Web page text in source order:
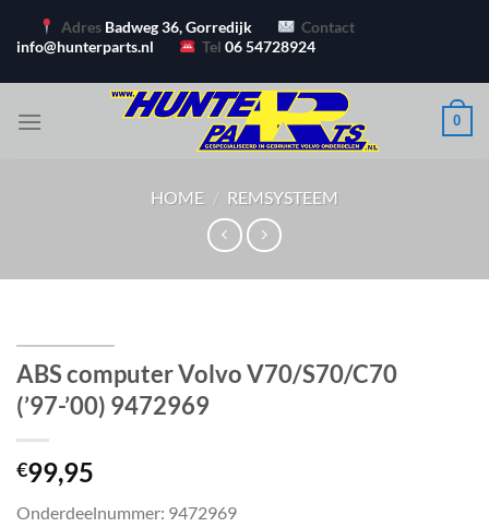
naar
Adres Badweg 36, Gorredijk
Contact
info@hunterparts.nl
Tel06 54728924
0
HOME / REMSYSTEEM
ABS computer Volvo V70/S70/C70
(’97-’00) 9472969
€99,95
Onderdeelnummer: 9472969